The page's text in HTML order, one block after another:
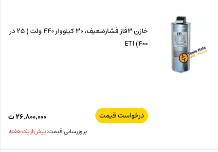
خازن 3فاز فشارضعیف، 30 کیلووار 440 ولت ( 25 در
400) ETI
درخواست قیمت ۲۶,۸۰۰,۰۰۰ت
بروزرسانی قیمت:بیش از یک هفته